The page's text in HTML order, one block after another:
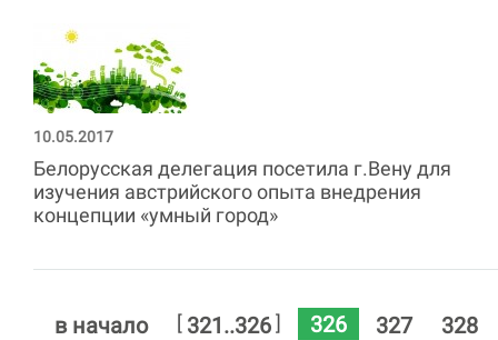
10.05.2017
Белорусская делегация посетила г.Вену для
изучения австрийского опыта внедрения
концепции «умный город»
в начало [ 321..326] 326 327
328